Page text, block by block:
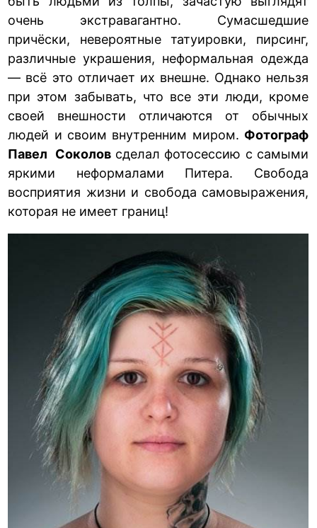
очень экстравагантно. Сумасшедшие
причёски, невероятные татуировки, пирсинг,
различные украшения, неформальная одежда
— всё это отличает их внешне. Однако нельзя
при этом забывать, что все эти люди, кроме
своей внешности отличаются от обычных
людей и своим внутренним миром. Фотограф
Павел Соколовсделал фотосессию с самыми
яркими неформалами Питера. Свобода
восприятия жизни и свобода самовыражения,
которая не имеет границ!